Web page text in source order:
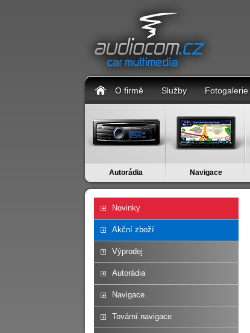
O firmě Služby Fotogalerie
Autorádia Navigace
Novinky
Akční zboží
Výprodej
Autorádia
Navigace
Tovární navigace